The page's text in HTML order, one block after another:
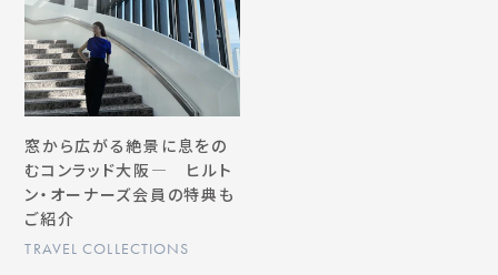
窓から広がる絶景に息をの
むコンラッド大阪― ヒルト
ン・オーナーズ会員の特典も
ご紹介
TRAVEL COLLECTIONS